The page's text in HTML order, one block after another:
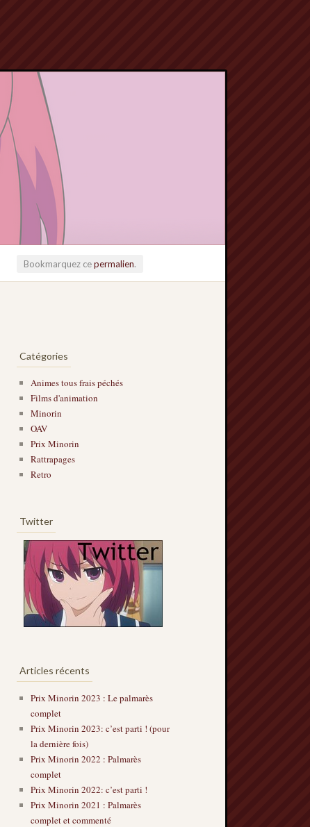
Bookmarquez cepermalien.
Catégories
Animes tous frais péchés
Films d'animation
Minorin
OAV
Prix Minorin
Rattrapages
Retro
Twitter
Articles récents
Prix Minorin 2023 : Le palmarès
complet
Prix Minorin 2023: c’est parti ! (pour
la dernière fois)
Prix Minorin 2022 : Palmarès
complet
Prix Minorin 2022: c’est parti !
Prix Minorin 2021 : Palmarès
complet et commenté